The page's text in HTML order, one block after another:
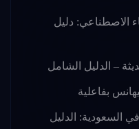
الاصطناعي: دليل
– الدليل الشامل
بفاعلية
السعودية: الدليل